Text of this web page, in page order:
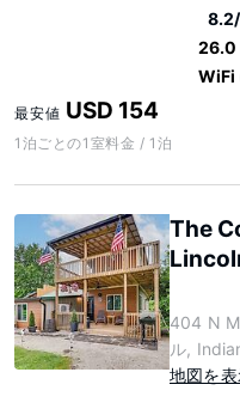
26.0
WiFi
最安値 USD 154
1泊ごとの1室料金 / 1泊
The
404 N
ル,
地図を